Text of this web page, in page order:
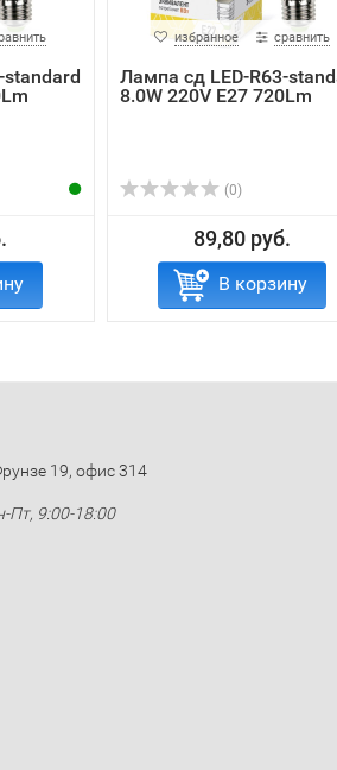
standard
избранное сравнить
Лампа сд LED-R63-
8.0W 220V Е27 720Lm
(0)
89,80 руб.
В корзину
19, офис 314
Пт, 9:00-18:00